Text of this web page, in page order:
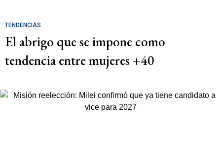
TENDENCIAS
El abrigo que se impone como
tendencia entre mujeres +40